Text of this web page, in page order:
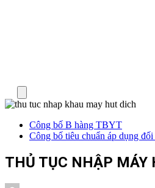
Công bố B hàng TBYT
Công bố tiêu chuẩn áp dụng
THỦ TỤC NHẬP MÁY